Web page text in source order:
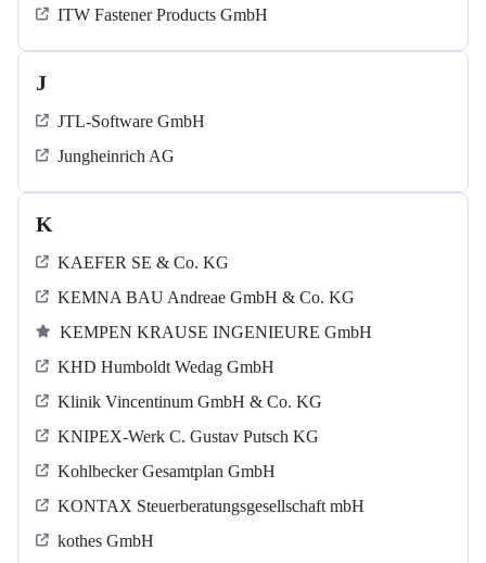
ITW Fastener Products GmbH
J
JTL-Software GmbH
Jungheinrich AG
K
KAEFER SE & Co. KG
KEMNA BAU Andreae GmbH & Co. KG
KEMPEN KRAUSE INGENIEURE GmbH
KHD Humboldt Wedag GmbH
Klinik Vincentinum GmbH & Co. KG
KNIPEX-Werk C. Gustav Putsch KG
Kohlbecker Gesamtplan GmbH
KONTAX Steuerberatungsgesellschaft mbH
kothes GmbH